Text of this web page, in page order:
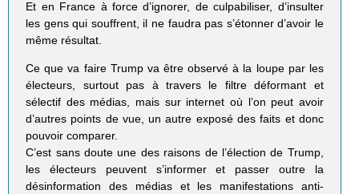
Et en France à force d’ignorer, de culpabiliser, d’insulter
les gens qui souffrent, il ne faudra pas s’étonner d’avoir le
même résultat.
Ce que va faire Trump va être observé à la loupe par les
électeurs, surtout pas à travers le filtre déformant et
sélectif des médias, mais sur internet où l’on peut avoir
d’autres points de vue, un autre exposé des faits et donc
pouvoir comparer.
C’est sans doute une des raisons de l’élection de Trump,
les électeurs peuvent s’informer et passer outre la
désinformation des médias et les manifestations anti-